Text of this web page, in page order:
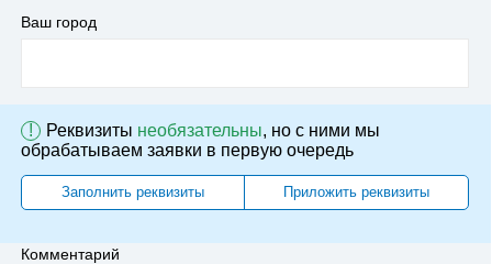
Ваш город
! Реквизиты необязательны, но с ними мы
обрабатываем заявки в первую очередь
Заполнить реквизиты Приложить реквизиты
Комментарий